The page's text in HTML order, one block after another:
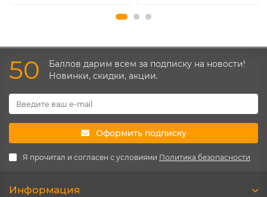
50
Баллов дарим всем за подписку на новости!
Новинки, скидки, акции.
Оформить подписку
Я прочитал и согласен с условиями Политика безопасности
Информация